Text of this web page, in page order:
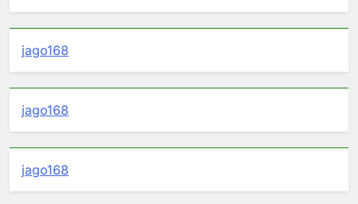
jago168
jago168
jago168